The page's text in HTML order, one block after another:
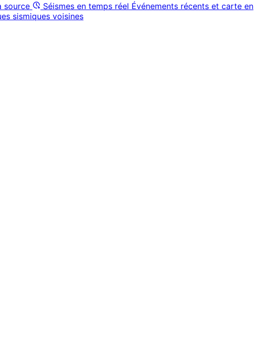
source Séismes en temps réel Événements récents et carte en
sismiques voisines